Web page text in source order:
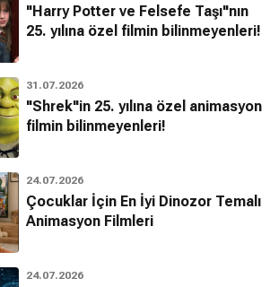
"Harry Potter ve Felsefe Taşı"nın
25. yılına özel filmin bilinmeyenleri!
31.07.2026
"Shrek"in 25. yılına özel animasyon
filmin bilinmeyenleri!
24.07.2026
Çocuklar İçin En İyi Dinozor Temalı
Animasyon Filmleri
24.07.2026